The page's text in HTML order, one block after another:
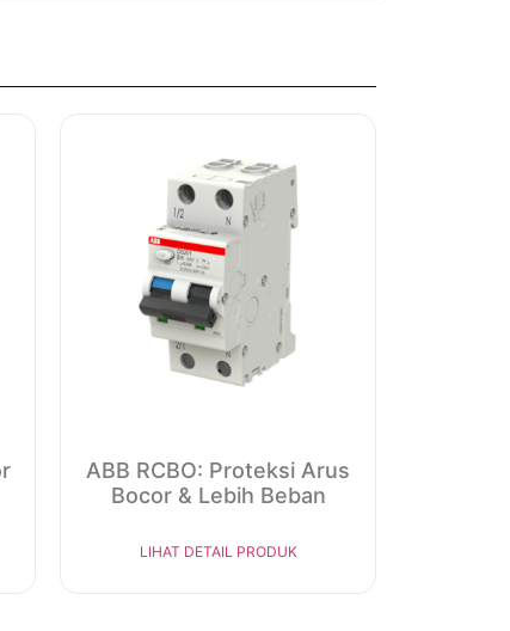
ABB RCBO: Proteksi Arus
Bocor & Lebih Beban
LIHAT DETAIL PRODUK